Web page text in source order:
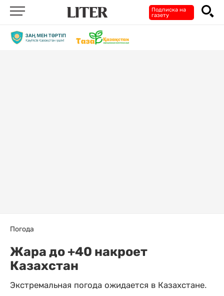
Подписка на
газету
Погода
Жара до +40 накроет
Казахстан
Экстремальная погода ожидается в Казахстане.